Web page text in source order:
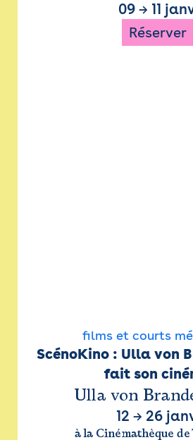
09→ 11
Réserver
films et courts
ScénoKino : Ulla von
fait son
Ulla von
12 → 26
à la Cinémathèque de